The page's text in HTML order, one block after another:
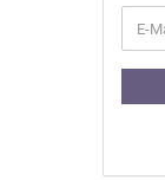
ZUR
E-
Mail